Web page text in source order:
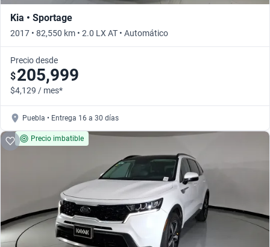
Kia • Sportage
2017 • 82,550 km • 2.0 LX AT • Automático
Precio desde
$205,999
$4,129 / mes*
Puebla • Entrega 16 a 30 días
Precio imbatible